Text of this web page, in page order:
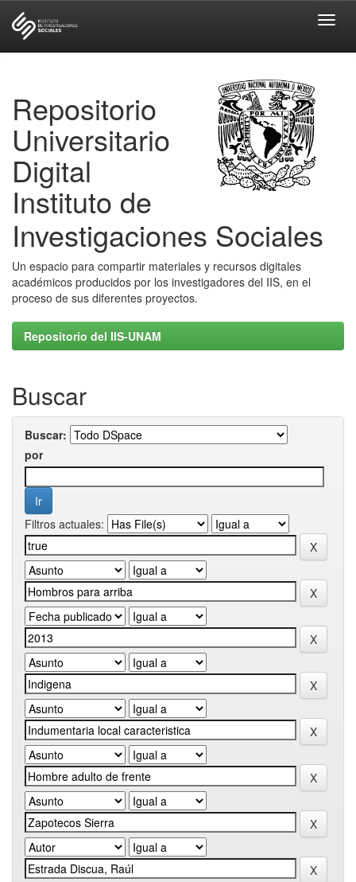
Repositorio
Universitario
Digital
Instituto de
Investigaciones Sociales
Un espacio para compartir materiales y recursos digitales
académicos producidos por los investigadores del IIS, en el
proceso de sus diferentes proyectos.
Repositorio del IIS-UNAM
Buscar
Buscar:
por
Filtros actuales: